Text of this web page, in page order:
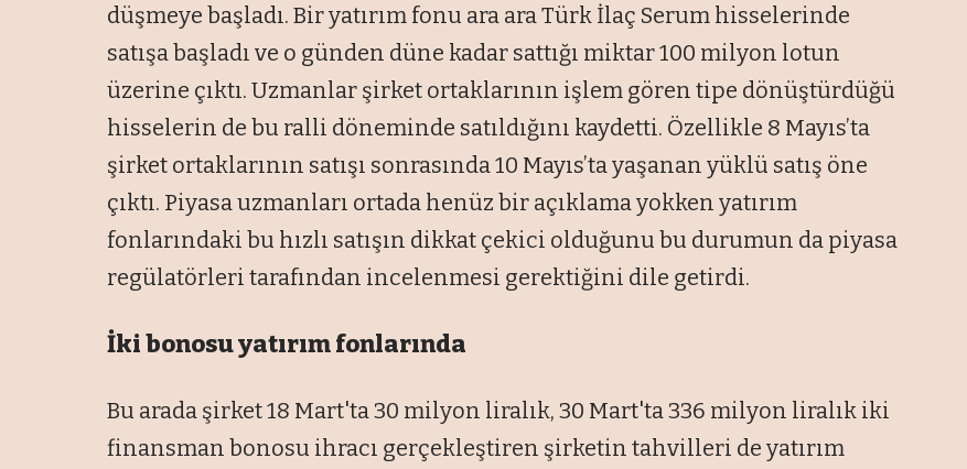
düşmeye başladı. Bir yatırım fonu ara ara Türk İlaç Serum hisselerinde
satışa başladı ve o günden düne kadar sattığı miktar 100 milyon lotun
üzerine çıktı. Uzmanlar şirket ortaklarının işlem gören tipe dönüştürdüğü
hisselerin de bu ralli döneminde satıldığını kaydetti. Özellikle 8 Mayıs’ta
şirket ortaklarının satışı sonrasında 10 Mayıs’ta yaşanan yüklü satış öne
çıktı. Piyasa uzmanları ortada henüz bir açıklama yokken yatırım
fonlarındaki bu hızlı satışın dikkat çekici olduğunu bu durumun da piyasa
regülatörleri tarafından incelenmesi gerektiğini dile getirdi.
İki bonosu yatırım fonlarında
Bu arada şirket 18 Mart'ta 30 milyon liralık, 30 Mart'ta 336 milyon liralık iki
finansman bonosu ihracı gerçekleştiren şirketin tahvilleri de yatırım